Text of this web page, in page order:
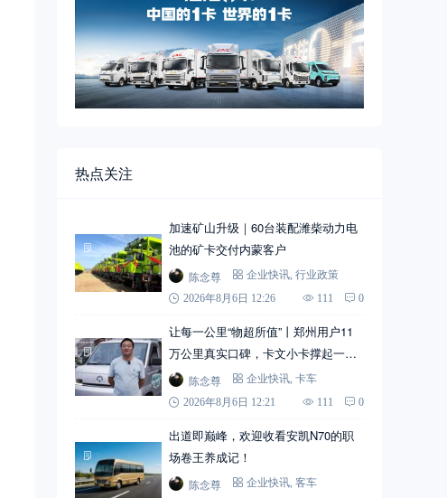
热点关注
加速矿山升级｜60台装配潍柴动力电
池的矿卡交付内蒙客户
陈念尊 企业快讯 行业政策
2026年8月6日 12:26
111 0
让每一公里“物超所值”丨郑州用户11
万公里真实口碑，卡文小卡撑起一个
家 陈念尊 企业快讯 卡车
2026年8月6日 12:21
111 0
出道即巅峰，欢迎收看安凯N70的职
场卷王养成记！
陈念尊 企业快讯 客车